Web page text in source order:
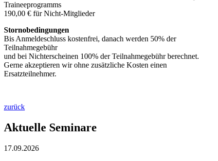
Traineeprogramms
190,00 € für Nicht-Mitglieder
Stornobedingungen
Bis Anmeldeschluss kostenfrei, danach werden 50% der
Teilnahmegebühr
und bei Nichterscheinen 100% der Teilnahmegebühr berechnet.
Gerne akzeptieren wir ohne zusätzliche Kosten einen
Ersatzteilnehmer.
zurück
Aktuelle Seminare
17.09.2026